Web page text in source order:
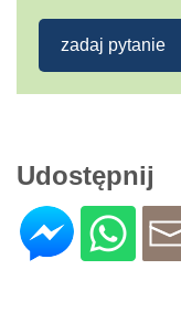
zadaj pytanie
Udostępnij